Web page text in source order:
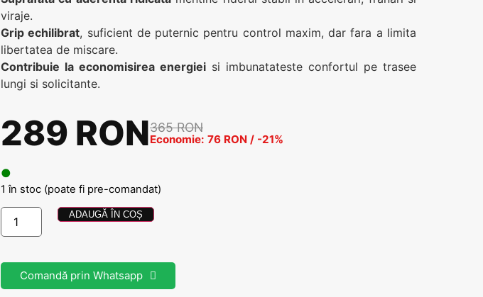
viraje.
Grip echilibrat, suficient de puternic pentru control maxim, dar fara a limita
libertatea de miscare.
Contribuie la economisirea energiei si imbunatateste confortul pe trasee
lungi si solicitante.
289 RON365 RON
Economie: 76 RON / -21%
●
1 în stoc (poate fi pre-comandat)
ADAUGĂ ÎN COȘ
Comandă prin Whatsapp